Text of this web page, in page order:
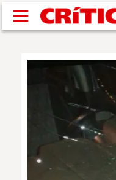
Pasar al contenido
POLÍTICA